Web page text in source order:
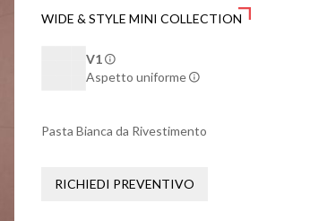
WIDE & STYLE MINI COLLECTION
V1
Aspetto uniforme
Pasta Bianca da Rivestimento
RICHIEDI PREVENTIVO